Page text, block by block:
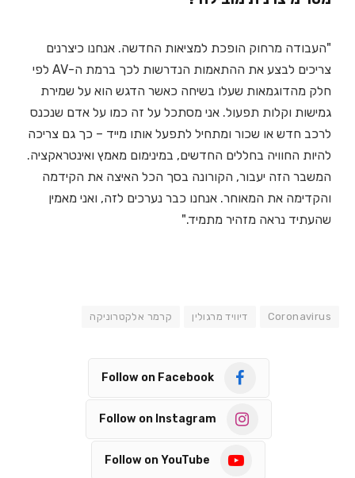
"העבודה מרחוק הופכת למציאות החדשה. אנחנו כיצרנים
צריכים לבצע את ההתאמות הנדרשות לכך ברמת ה-AV לפי
חלק מהדוגמאות שעלו בשיחה כאשר הדגש הוא על שמירת
גמישות וקלות תפעול. אני מסתכל על זה כמו על אדם שנכנס
לרכב חדש או שכור ומתחיל לתפעל אותו מייד – כך גם צריכה
להיות החוויה בחללים החדשים, במינימום מאמץ ואינטראקציה.
המשבר הזה יעבור, הקורונה בסך הכל האיצה את הקידמה
והקדימה את המאוחר. אנחנו כבר נערכים לזה, ואני מאמין
שהעתיד נראה מזהיר מתמיד."
Coronavirus דיוויד מרגולין קרמר אלקטרוניקה
Follow on Facebook
Follow on Instagram
Follow on YouTube